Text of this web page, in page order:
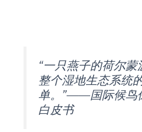
“一只燕子的荷尔
整个湿地生态系统
单。”——国际候鸟
白皮书